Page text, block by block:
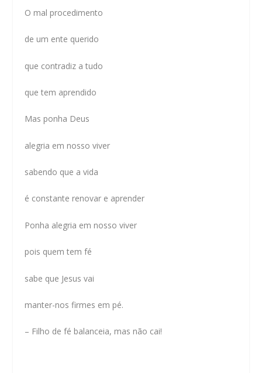
O mal procedimento
de um ente querido
que contradiz a tudo
que tem aprendido
Mas ponha Deus
alegria em nosso viver
sabendo que a vida
é constante renovar e aprender
Ponha alegria em nosso viver
pois quem tem fé
sabe que Jesus vai
manter-nos firmes em pé.
– Filho de fé balanceia, mas não cai!